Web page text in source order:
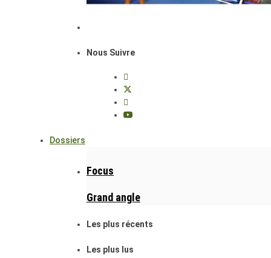
Nous Suivre
Dossiers
Focus
Grand angle
Les plus récents
Les plus lus